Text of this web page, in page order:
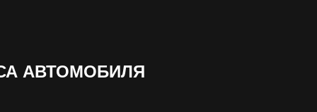
АВТОМОБИЛЯ